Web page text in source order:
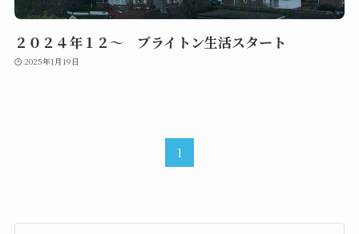
２０２４年１２～ ブライトン生活スタート
2025年1月19日
1